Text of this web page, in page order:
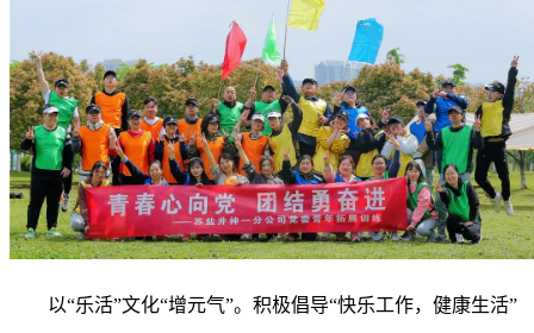
以“乐活”文化“增元气”。积极倡导“快乐工作，健康生活”